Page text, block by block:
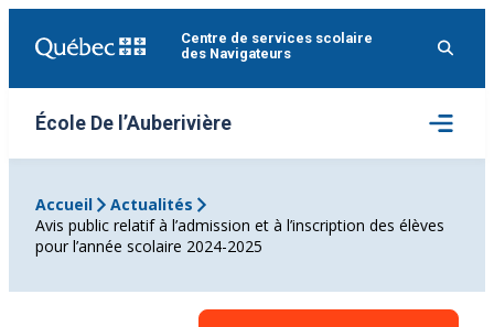
Centre de services scolaire
des Navigateurs
École De l’Auberivière
Ouvrir
le
menu
Accueil
Actualités
Avis public relatif à l’admission et à l’inscription des élèves
pour l’année scolaire 2024-2025